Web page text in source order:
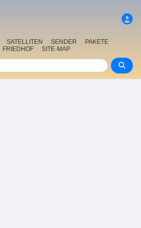
SATELLITEN SENDER
PAKETE
FRIEDHOF SITE-MAP